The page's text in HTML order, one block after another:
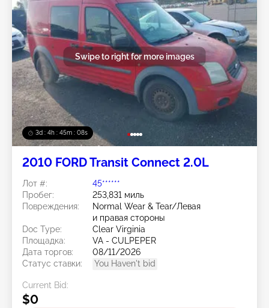
3d : 4h : 45m : 05s
Swipe to right for more images
2010 FORD Transit Connect 2.0L
Лот #:
45******
Пробег:
253,831 миль
Повреждения:
Normal Wear & Tear/Левая
и правая стороны
Doc Type:
Clear Virginia
Площадка:
VA - CULPEPER
Дата торгов:
08/11/2026
Статус ставки:
You Haven't bid
Current Bid:
$0